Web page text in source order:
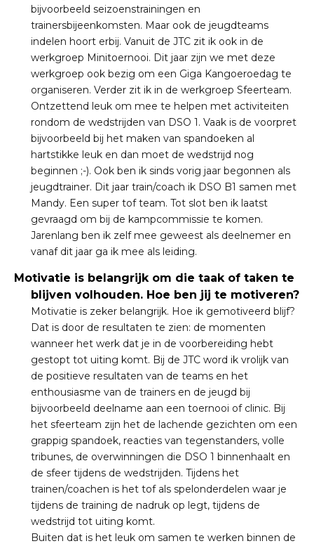
bijvoorbeeld seizoenstrainingen en
trainersbijeenkomsten. Maar ook de jeugdteams
indelen hoort erbij. Vanuit de JTC zit ik ook in de
werkgroep Minitoernooi. Dit jaar zijn we met deze
werkgroep ook bezig om een Giga Kangoeroedag te
organiseren. Verder zit ik in de werkgroep Sfeerteam.
Ontzettend leuk om mee te helpen met activiteiten
rondom de wedstrijden van DSO 1. Vaak is de voorpret
bijvoorbeeld bij het maken van spandoeken al
hartstikke leuk en dan moet de wedstrijd nog
beginnen ;-). Ook ben ik sinds vorig jaar begonnen als
jeugdtrainer. Dit jaar train/coach ik DSO B1 samen met
Mandy. Een super tof team. Tot slot ben ik laatst
gevraagd om bij de kampcommissie te komen.
Jarenlang ben ik zelf mee geweest als deelnemer en
vanaf dit jaar ga ik mee als leiding.
Motivatie is belangrijk om die taak of taken te
blijven volhouden. Hoe ben jij te motiveren?
Motivatie is zeker belangrijk. Hoe ik gemotiveerd blijf?
Dat is door de resultaten te zien: de momenten
wanneer het werk dat je in de voorbereiding hebt
gestopt tot uiting komt. Bij de JTC word ik vrolijk van
de positieve resultaten van de teams en het
enthousiasme van de trainers en de jeugd bij
bijvoorbeeld deelname aan een toernooi of clinic. Bij
het sfeerteam zijn het de lachende gezichten om een
grappig spandoek, reacties van tegenstanders, volle
tribunes, de overwinningen die DSO 1 binnenhaalt en
de sfeer tijdens de wedstrijden. Tijdens het
trainen/coachen is het tof als spelonderdelen waar je
tijdens de training de nadruk op legt, tijdens de
wedstrijd tot uiting komt.
Buiten dat is het leuk om samen te werken binnen de